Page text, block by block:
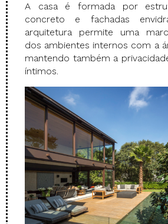
A casa é formada por
concreto e fachadas
arquitetura permite uma
dos ambientes internos com a
mantendo também a
íntimos.